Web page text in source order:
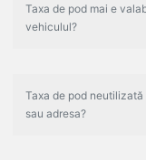
Taxa de pod mai e
vehiculul?
Taxa de pod
sau adresa?